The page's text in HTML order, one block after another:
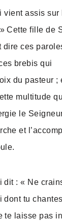
vient assis sur
Cette fille de
dire ces
brebis qui
du pasteur ;
multitude
le
et
dit : « Ne
dont tu
te laisse pas